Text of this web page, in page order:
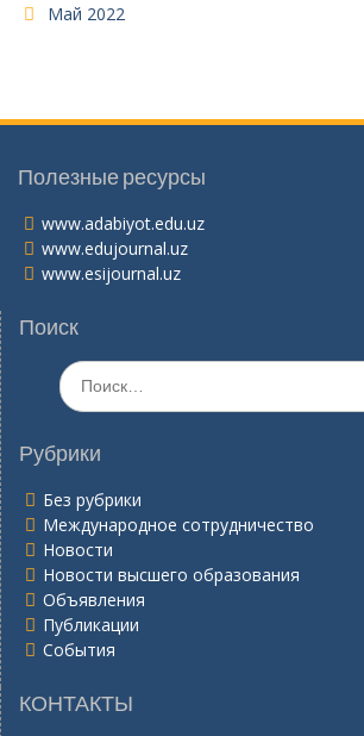
Май 2022
Полезные ресурсы
www.adabiyot.edu.uz
www.edujournal.uz
www.esijournal.uz
Поиск
Поиск
по:
Рубрики
Без рубрики
Международное сотрудничество
Новости
Новости высшего образования
Объявления
Публикации
События
КОНТАКТЫ